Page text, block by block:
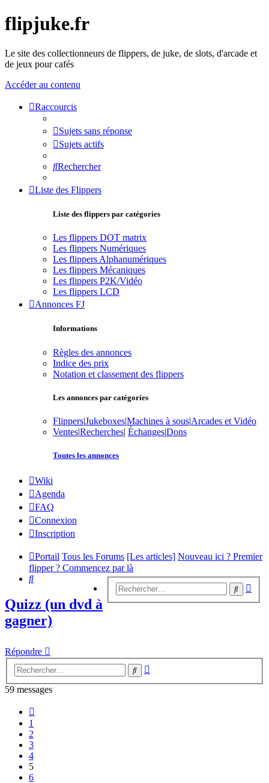
flipjuke.fr
Le site des collectionneurs de flippers, de juke, de slots, d'arcade et
de jeux pour cafés
Accéder au contenu
Raccourcis
Sujets sans réponse
Sujets actifs
Rechercher
Liste des Flippers
Liste des flippers par catégories
Les flippers DOT matrix
Les flippers Numériques
Les flippers Alphanumériques
Les flippers Mécaniques
Les flippers P2K/Vidéo
Les flippers LCD
Annonces FJ
Informations
Règles des annonces
Indice des prix
Notation et classement des flippers
Les annonces par catégories
Flippers|Jukeboxes|Machines à sous|Arcades et Vidéo
Ventes|Recherches| Échanges|Dons
Toutes les annonces
Wiki
Agenda
FAQ
Connexion
Inscription
Portail Tous les Forums [Les articles] Nouveau ici ? Premier
flipper ? Commencez par là
Rechercher
Quizz (un dvd à
gagner)
Répondre
Rechercher
59 messages
1
2
3
4
5
6